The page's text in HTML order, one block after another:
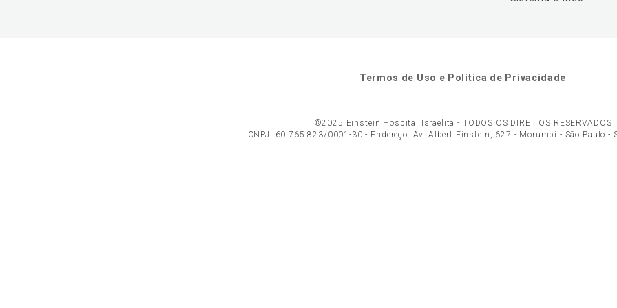
Termos de Uso e Política de Privacidade
©2025 Einstein Hospital Israelita - TODOS OS DIREITOS RESERVADOS
CNPJ: 60.765.823/0001-30 - Endereço: Av. Albert Einstein, 627 - Morumbi - São Paulo -